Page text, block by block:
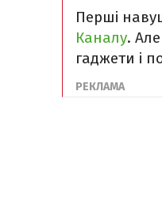
Перші
Каналу.
гаджети і